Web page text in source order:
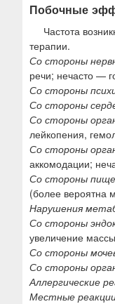
Побочные
Частота
терапии.
Со стороны
речи; нечасто —
Со стороны
Со стороны
Со стороны
лейкопения,
Со стороны
аккомодации;
Со стороны
(более вероятна
Нарушения
Со стороны
увеличение
Со стороны
Со стороны
Аллергические
Местные